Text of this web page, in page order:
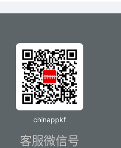
chinappkf
客服微信号